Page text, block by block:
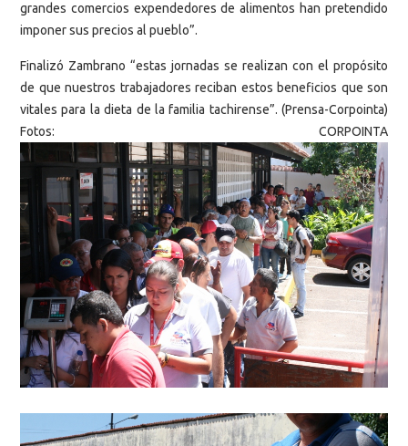
grandes comercios expendedores de alimentos han pretendido
imponer sus precios al pueblo”.
Finalizó Zambrano “estas jornadas se realizan con el propósito
de que nuestros trabajadores reciban estos beneficios que son
vitales para la dieta de la familia tachirense”. (Prensa-Corpointa)
Fotos: CORPOINTA